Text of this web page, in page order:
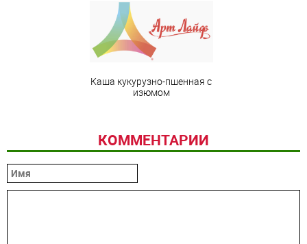
Каша кукурузно-пшенная с
изюмом
КОММЕНТАРИИ